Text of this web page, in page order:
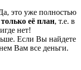
это уже полностью
только её план, т.е. в
нет!
Если Вы найдете
Вам все деньги.